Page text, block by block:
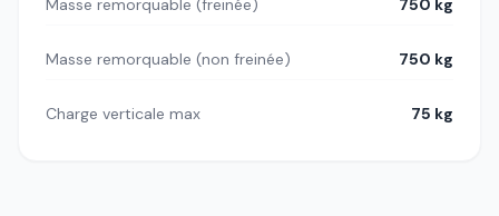
Masse remorquable (freinée) 750 kg
Masse remorquable (non freinée) 750 kg
Charge verticale max 75 kg